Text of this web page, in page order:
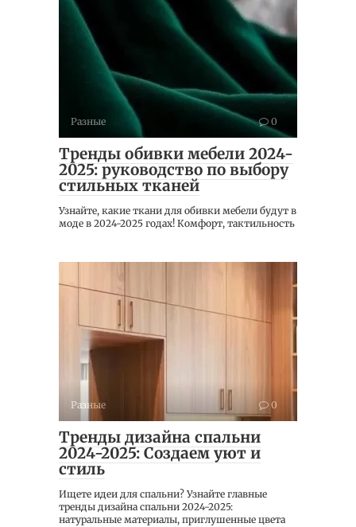
Разные 0
Тренды обивки мебели 2024-
2025: руководство по выбору
стильных тканей
Узнайте, какие ткани для обивки мебели будут в
моде в 2024-2025 годах! Комфорт, тактильность
Разные 0
Тренды дизайна спальни
2024-2025: Создаем уют и
стиль
Ищете идеи для спальни? Узнайте главные
тренды дизайна спальни 2024-2025:
натуральные материалы, приглушенные цвета